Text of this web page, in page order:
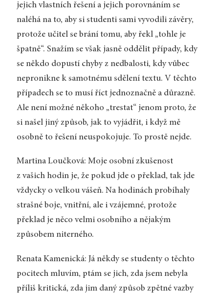
jejich vlastních řešení a jejich porovnáním se
naléhá na to, aby si studenti sami vyvodili závěry,
protože učitel se brání tomu, aby řekl „tohle je
špatně“. Snažím se však jasně oddělit případy, kdy
se někdo dopustí chyby z nedbalosti, kdy vůbec
nepronikne k samotnému sdělení textu. V těchto
případech se to musí říct jednoznačně a důrazně.
Ale není možné někoho „trestat“ jenom proto, že
si našel jiný způsob, jak to vyjádřit, i když mě
osobně to řešení neuspokojuje. To prostě nejde.
Martina Loučková: Moje osobní zkušenost
z vašich hodin je, že pokud jde o překlad, tak jde
vždycky o velkou vášeň. Na hodinách probíhaly
strašné boje, vnitřní, ale i vzájemné, protože
překlad je něco velmi osobního a nějakým
způsobem niterného.
Renata Kamenická: Já někdy se studenty o těchto
pocitech mluvím, ptám se jich, zda jsem nebyla
příliš kritická, zda jim daný způsob zpětné vazby